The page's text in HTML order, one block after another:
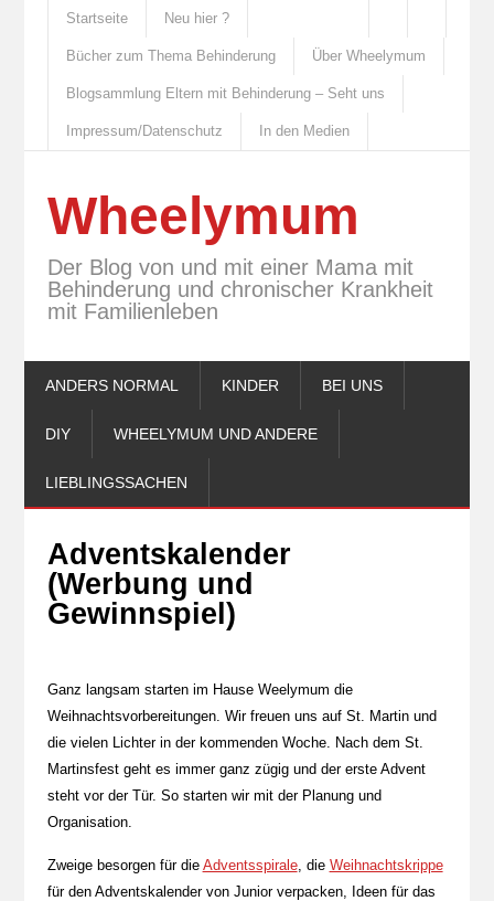
Startseite Neu hier ?
Bücher zum Thema Behinderung Über Wheelymum
Blogsammlung Eltern mit Behinderung – Seht uns
Impressum/Datenschutz In den Medien
Wheelymum
Der Blog von und mit einer Mama mit
Behinderung und chronischer Krankheit
mit Familienleben
ANDERS NORMAL KINDER BEI UNS
DIY WHEELYMUM UND ANDERE
LIEBLINGSSACHEN
Adventskalender
(Werbung und
Gewinnspiel)
Ganz langsam starten im Hause Weelymum die
Weihnachtsvorbereitungen. Wir freuen uns auf St. Martin und
die vielen Lichter in der kommenden Woche. Nach dem St.
Martinsfest geht es immer ganz zügig und der erste Advent
steht vor der Tür. So starten wir mit der Planung und
Organisation.
Zweige besorgen für die Adventsspirale, die Weihnachtskrippe
für den Adventskalender von Junior verpacken, Ideen für das